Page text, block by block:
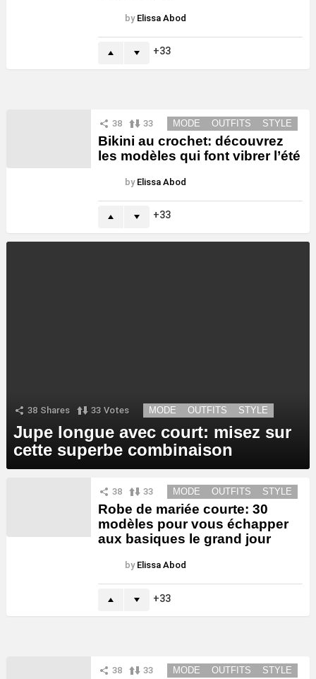
by Elissa Abod
33
38 33 MODE OUTFITS STYLE
Bikini au crochet: découvrez
les modèles qui font vibrer l’été
by Elissa Abod
33
38 Shares 33 Votes MODE OUTFITS STYLE
Jupe longue avec court: misez sur
cette superbe combinaison
38 33 MODE OUTFITS STYLE
Robe de mariée courte: 30
modèles pour vous échapper
aux basiques le grand jour
by Elissa Abod
33
38 33 MODE OUTFITS STYLE